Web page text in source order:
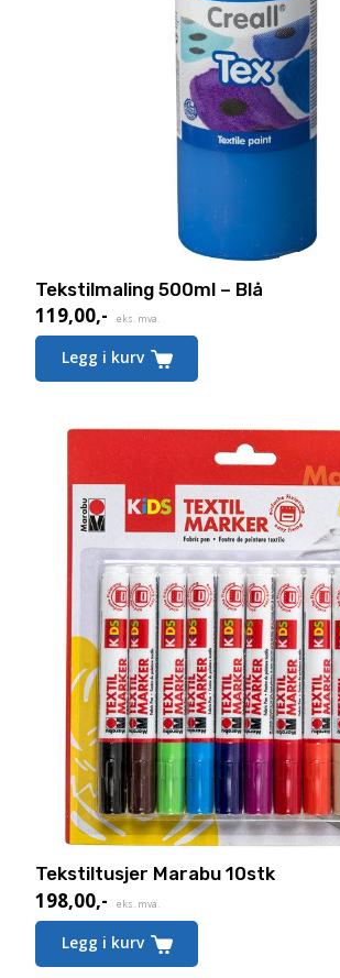
Tekstilmaling 500ml – Blå
119,00,- eks. mva.
Legg i kurv
Tekstiltusjer Marabu 10stk
198,00,- eks. mva.
Legg i kurv